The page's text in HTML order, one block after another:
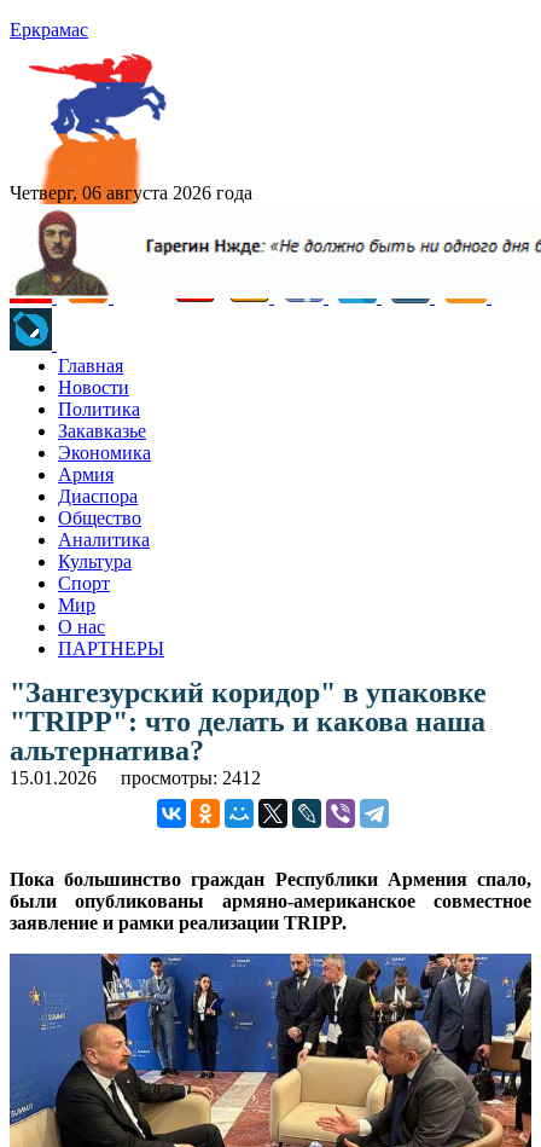
Еркрамас
Четверг, 06 августа 2026 года
Главная
Новости
Политика
Закавказье
Экономика
Армия
Диаспора
Общество
Аналитика
Культура
Спорт
Мир
О нас
ПАРТНЕРЫ
"Зангезурский коридор" в упаковке
"TRIPP": что делать и какова наша
альтернатива?
15.01.2026 просмотры: 2412
Пока большинство граждан Республики Армения спало,
были опубликованы армяно-американское совместное
заявление и рамки реализации TRIPP.